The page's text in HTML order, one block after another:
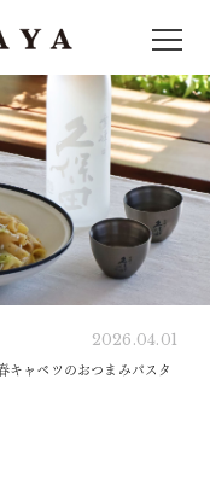
キャベツのおつまみパスタ
2026.04.01